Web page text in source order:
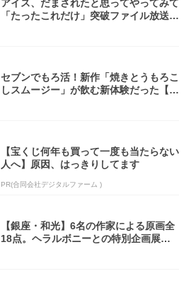
アイス、だまされたと思ってやってみて
「たったこれだけ」突破ファイル放送で
セブンでもろ活！新作「焼きとうもろこ
しスムージー」が飲む新体験だった【東
【宝くじ何年も買って一度も当たらない
人へ】原因、はっきりしてます
PR(合同会社デジタルファーム )
【銀座・和光】6名の作家による原画全
18点。ヘラルボニーとの特別企画展「G